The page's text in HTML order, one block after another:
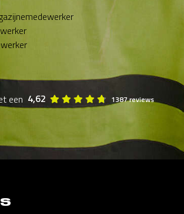
een 4,62 1387 reviews